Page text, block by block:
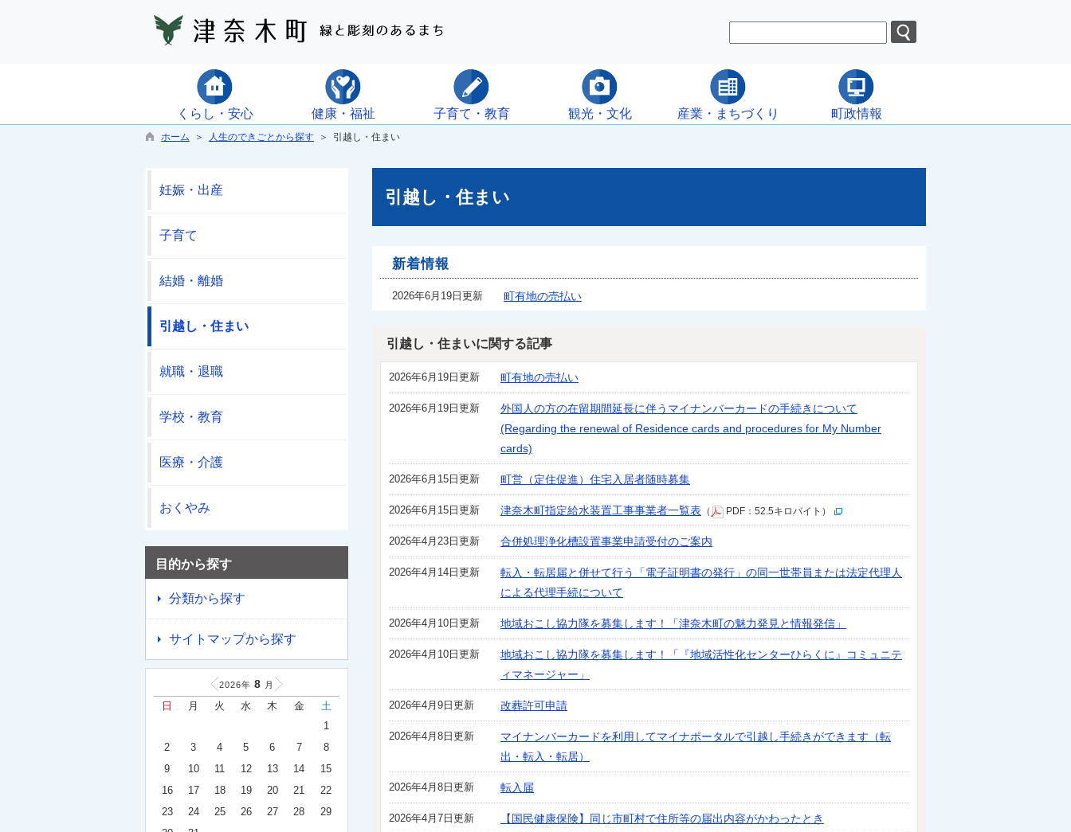
くらし・安心 健康・福祉 子育て・教育 観光・文化 産業・まちづくり 町政情報
ホーム ＞ 人生のできごとから探す ＞ 引越し・住まい
引越し・住まい
新着情報
2026年6月19日更新 町有地の売払い
引越し・住まいに関する記事
2026年6月19日更新 町有地の売払い
2026年6月19日更新
外国人の方の在留期間延長に伴うマイナンバーカードの手続きについて
(Regarding the renewal of Residence cards and procedures for My Number
cards)
2026年6月15日更新 町営（定住促進）住宅入居者随時募集
2026年6月15日更新 津奈木町指定給水装置工事事業者一覧表 （ PDF：52.5キロバイト）
2026年4月23日更新 合併処理浄化槽設置事業申請受付のご案内
2026年4月14日更新
転入・転居届と併せて行う「電子証明書の発行」の同一世帯員または法定代理人
による代理手続について
2026年4月10日更新 地域おこし協力隊を募集します！「津奈木町の魅力発見と情報発信」
2026年4月10日更新
地域おこし協力隊を募集します！「『地域活性化センターひらくに』コミュニテ
ィマネージャー」
2026年4月9日更新 改葬許可申請
2026年4月8日更新
マイナンバーカードを利用してマイナポータルで引越し手続きができます（転
出・転入・転居）
2026年4月8日更新 転入届
2026年4月7日更新 【国民健康保険】同じ市町村で住所等の届出内容がかわったとき
妊娠・出産
子育て
結婚・離婚
引越し・住まい
就職・退職
学校・教育
医療・介護
おくやみ
目的から探す
分類から探す
サイトマップから探す
2026年 8 月
日 月 火 水 木 金
土
1
2
3 4 5 6 7
8
9
10 11 12 13 14
15
16
17 18 19 20 21
22
23
24 25 26 27 28
29